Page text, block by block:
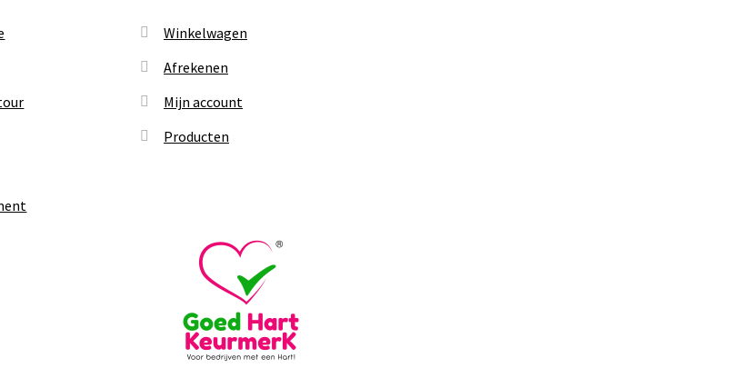
Winkelwagen
Afrekenen
Mijn account
Producten